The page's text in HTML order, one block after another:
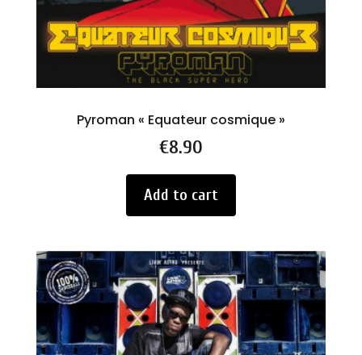
Pyroman « Equateur cosmique »
Price
€8.90
Add to cart